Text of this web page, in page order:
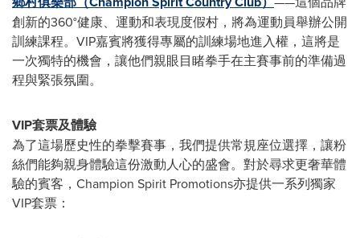
創新的360°健康、運動和表現度假村，將為運動員舉辦公開
訓練課程。VIP嘉賓將獲得專屬的訓練場地進入權，這將是
一次獨特的機會，讓他們親眼目睹拳手在主賽事前的準備過
程與緊張氛圍。
VIP套票及體驗
為了這場歷史性的拳擊賽事，我們提供常規座位選擇，讓粉
絲們能夠親身體驗這份激動人心的盛會。對於尋求更奢華體
驗的賓客，Champion Spirit Promotions亦提供一系列獨家
VIP套票：